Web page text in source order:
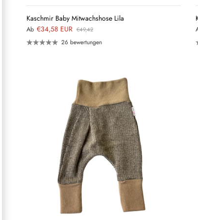
Kaschmir Baby Mitwachshose Lila
Ab €34,58 EUR €49,42
26 bewertungen